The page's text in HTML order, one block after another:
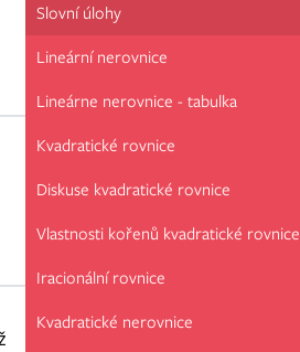
Slovní úlohy
Lineární nerovnice
Lineárne nerovnice - tabulka
Kvadratické rovnice
Diskuse kvadratické rovnice
Vlastnosti kořenů kvadratické rovnice
Iracionální rovnice
Kvadratické nerovnice